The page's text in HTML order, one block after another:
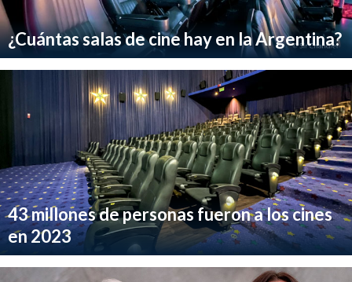
¿Cuántas salas de cine hay en la Argentina?
43 millones de personas fueron a los cines
en 2023